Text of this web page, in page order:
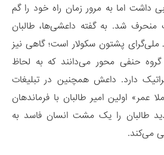
داشت اما به مرور زمان راه خود را گم
منحرف شد. به گفته داعشی‌ها، طالبان
پشتون سکولار است؛ گاهی نیز
حنفی محور می‌دانند که به لحاظ
دارد. داعش همچنین در تبلیغات
عمر» اولین امیر طالبان با فرماندهان
طالبان را یک مشت انسان فاسد به
می‌کند.